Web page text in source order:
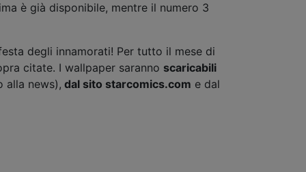
è già disponibile, mentre il numero 3
degli innamorati! Per tutto il mese di
citate. I wallpaper saranno scaricabili
alla news), dal sito starcomics.com e dal